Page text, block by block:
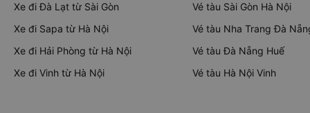
Xe đi Đà Lạt từ Sài Gòn
Xe đi Sapa từ Hà Nội
Xe đi Hải Phòng từ Hà Nội
Xe đi Vinh từ Hà Nội
Vé tàu Sài Gòn Hà Nội
Vé tàu Nha Trang Đà
Vé tàu Đà Nẵng Huế
Vé tàu Hà Nội Vinh